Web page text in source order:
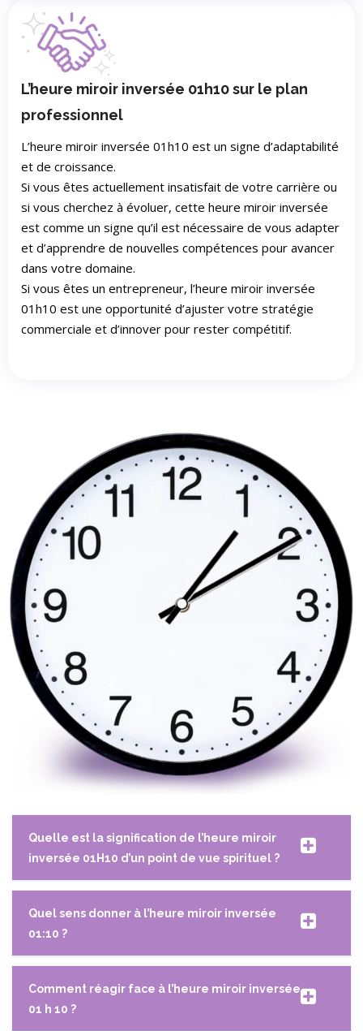
L’heure miroir inversée 01h10 sur le plan
professionnel
L’heure miroir inversée 01h10 est un signe d’adaptabilité
et de croissance.
Si vous êtes actuellement insatisfait de votre carrière ou
si vous cherchez à évoluer, cette heure miroir inversée
est comme un signe qu’il est nécessaire de vous adapter
et d’apprendre de nouvelles compétences pour avancer
dans votre domaine.
Si vous êtes un entrepreneur, l’heure miroir inversée
01h10 est une opportunité d’ajuster votre stratégie
commerciale et d’innover pour rester compétitif.
Quelle est la signification de l’heure miroir
inversée 01H10 d’un point de vue spirituel ?
Quel sens donner à l’heure miroir inversée
01:10 ?
Comment réagir face à l’heure miroir inversée
01 h 10 ?